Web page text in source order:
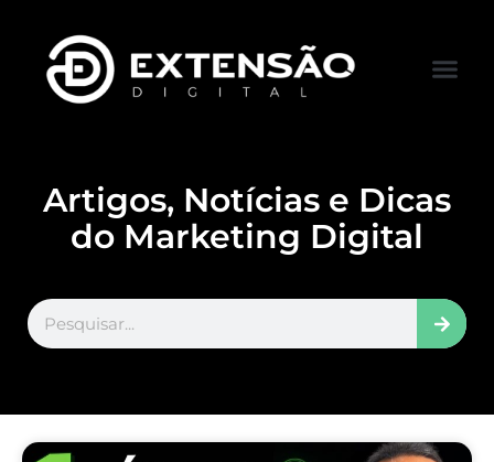
Artigos, Notícias e Dicas
do Marketing Digital